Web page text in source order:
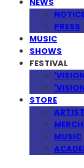
NEWS
PRESS
MUSIC
SHOWS
FESTIVAL
STORE
ARTIST
MUSIC